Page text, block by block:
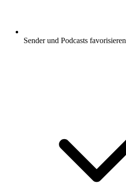
Sender und Podcasts favorisieren